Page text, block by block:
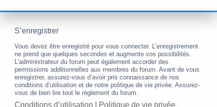
S’enregistrer
Vous devez être enregistré pour vous connecter. L’enregistrement
ne prend que quelques secondes et augmente vos possibilités.
L’administrateur du forum peut également accorder des
permissions additionnelles aux membres du forum. Avant de vous
enregistrer, assurez-vous d’avoir pris connaissance de nos
conditions d’utilisation et de notre politique de vie privée. Assurez-
vous de bien lire tout le règlement du forum.
Conditions d’utilisation Politique de vie privée